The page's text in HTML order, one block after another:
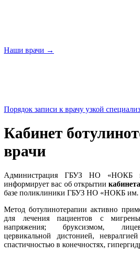
Наши врачи →
Порядок записи к врачу узкой
Кабинет
врачи
Администрация ГБУЗ НО «НОКБ
информирует вас об открытии
базе поликлиники ГБУЗ НО «НОКБ
Метод ботулинотерапии активно
для лечения пациентов с
напряжения; бруксизмом,
цервикальной дистонией,
спастичностью в конечностях,